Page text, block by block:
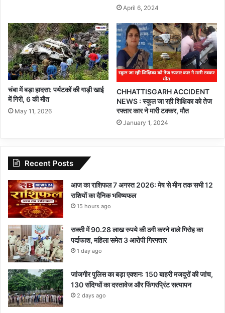
April 6, 2024
चंबा में बड़ा हादसा: पर्यटकों की गाड़ी खाई
में गिरी, 6 की मौत
May 11, 2026
CHHATTISGARH ACCIDENT
NEWS : स्कूल जा रही शिक्षिका को तेज
रफ्तार कार ने मारी टक्कर, मौत
January 1, 2024
Recent Posts
आज का राशिफल 7 अगस्त 2026: मेष से मीन तक सभी 12
राशियों का दैनिक भविष्यफल
15 hours ago
सक्ती में 90.28 लाख रुपये की ठगी करने वाले गिरोह का
पर्दाफाश, महिला समेत 3 आरोपी गिरफ्तार
1 day ago
जांजगीर पुलिस का बड़ा एक्शन: 150 बाहरी मजदूरों की जांच,
130 संदिग्धों का दस्तावेज और फिंगरप्रिंट सत्यापन
2 days ago